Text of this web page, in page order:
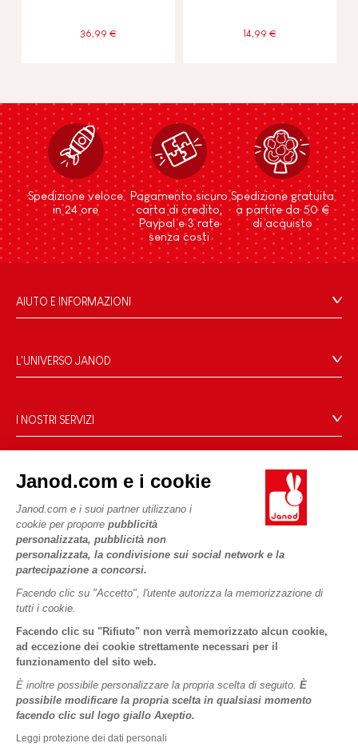
Janod.com e i cookie
Janod.com e i suoi partner utilizzano i
cookie per proporre pubblicità
personalizzata, pubblicità non
personalizzata, la condivisione sui social network e la
partecipazione a concorsi.
Facendo clic su "Accetto", l'utente autorizza la memorizzazione di
tutti i cookie.
Facendo clic su "Rifiuto" non verrà memorizzato alcun cookie,
ad eccezione dei cookie strettamente necessari per il
funzionamento del sito web.
È inoltre possibile personalizzare la propria scelta di seguito. È
possibile modificare la propria scelta in qualsiasi momento
facendo clic sul logo giallo Axeptio.
Leggi protezione dei dati personali
36,99 € 14,99 €
Spedizione veloce
in 24 ore
Pagamento sicuro
carta di credito,
Paypal e 3 rate
senza costi
Spedizione gratuita
a partire da 50 €
di acquisto
AIUTO E INFORMAZIONI
Domande Frequenti
Contatti
Richiamo prodotti
Termini delle offerte
Dati personali
Termini delle offerte
Condizioni d'uso #YesJanod
L'UNIVERSO JANOD
Le nostre attività
Impegni di RSI
I NOSTRI SERVIZI
Pagamento
Acquista ora, paga dopo
Video
Regole di gioco e istruzioni
Pezzi staccati
Attività per bambini da scaricare
PROFESSIONALE
Contatti stampa
SEGUICI
Copyright © 2026 Janod - Tutti i diritti riservati -Informativa
legale